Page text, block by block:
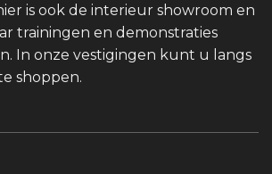
is ook de interieur showroom en
trainingen en demonstraties
In onze vestigingen kunt u langs
shoppen.